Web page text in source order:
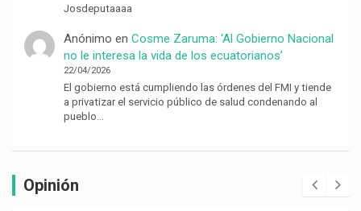
Josdeputaaaa
Anónimo en Cosme Zaruma: ‘Al Gobierno Nacional
no le interesa la vida de los ecuatorianos’
22/04/2026
El gobierno está cumpliendo las órdenes del FMI y tiende
a privatizar el servicio público de salud condenando al
pueblo…
Opinión